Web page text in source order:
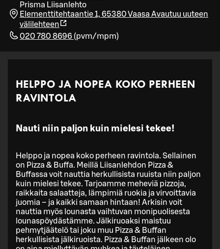
Prisma Liisanlehto
Elementtitehtaantie 1, 65380 Vaasa Avautuu uuteen
välilehteen
020 780 8696 (pvm/mpm)
HELPPO JA NOPEA KOKO PERHEEN
RAVINTOLA
Nauti niin paljon kuin mielesi tekee!
Helppo ja nopea koko perheen ravintola. Sellainen
on Pizza & Buffa. Meillä Liisanlehdon Pizza &
Buffassa voit nauttia herkullisista ruuista niin paljon
kuin mielesi tekee. Tarjoamme meheviä pizzoja,
raikkaita salaatteja, lämpimiä ruokia ja virvoittavia
juomia – ja kaikki samaan hintaan! Arkisin voit
nauttia myös lounasta vaihtuvan monipuolisesta
lounaspöydästämme. Jälkiruoaksi maistuu
pehmytjäätelö tai joku muu Pizza & Buffan
herkullisista jälkiruoista. Pizza & Buffan jälkeen olo